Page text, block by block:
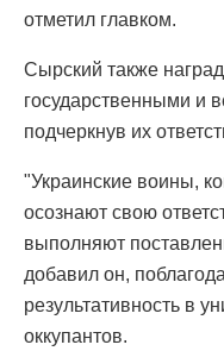
отметил главком.
Сырский также
государственными и
подчеркнув их
"Украинские воины,
осознают свою
выполняют
добавил он,
результативность в
оккупантов.